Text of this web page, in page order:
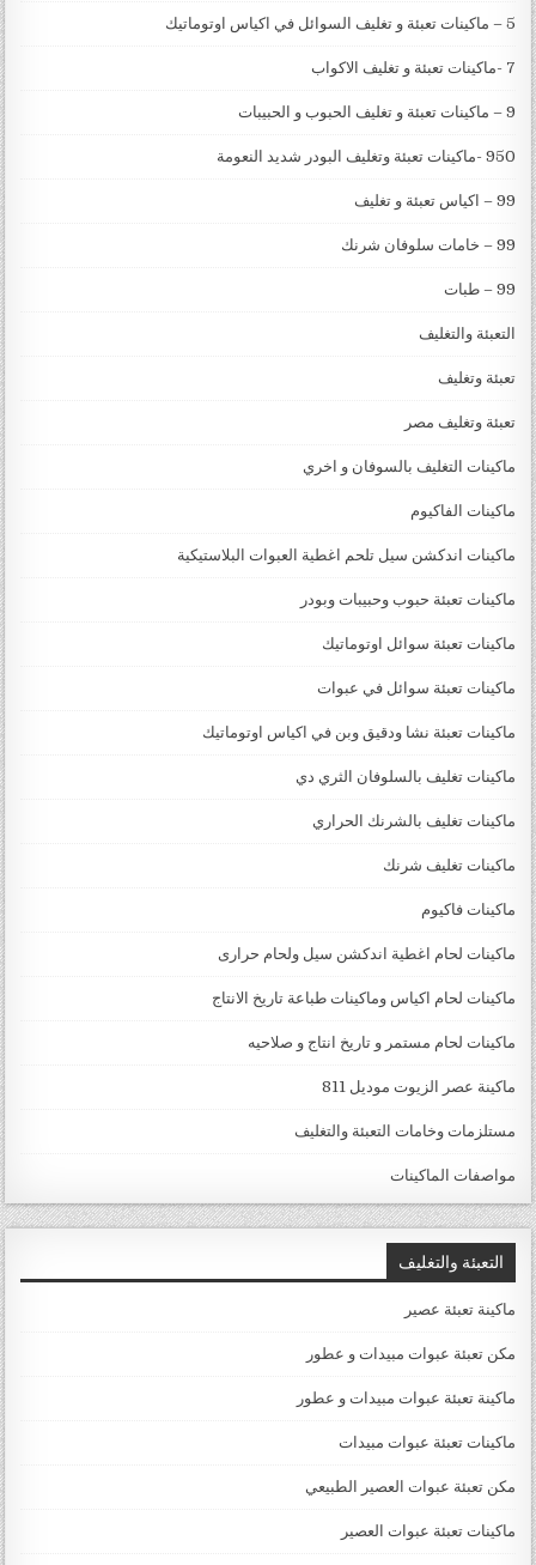
5 – ماكينات تعبئة و تغليف السوائل في اكياس اوتوماتيك
7 -ماكينات تعبئة و تغليف الاكواب
9 – ماكينات تعبئة و تغليف الحبوب و الحبيبات
950 -ماكينات تعبئة وتغليف البودر شديد النعومة
99 – اكياس تعبئة و تغليف
99 – خامات سلوفان شرنك
99 – طبات
التعبئة والتغليف
تعبئة وتغليف
تعبئة وتغليف مصر
ماكينات التغليف بالسوفان و اخري
ماكينات الفاكيوم
ماكينات اندكشن سيل تلحم اغطية العبوات البلاستيكية
ماكينات تعبئة حبوب وحبيبات وبودر
ماكينات تعبئة سوائل اوتوماتيك
ماكينات تعبئة سوائل في عبوات
ماكينات تعبئة نشا ودقيق وبن في اكياس اوتوماتيك
ماكينات تغليف بالسلوفان الثري دي
ماكينات تغليف بالشرنك الحراري
ماكينات تغليف شرنك
ماكينات فاكيوم
ماكينات لحام اغطية اندكشن سيل ولحام حرارى
ماكينات لحام اكياس وماكينات طباعة تاريخ الانتاج
ماكينات لحام مستمر و تاريخ انتاج و صلاحيه
ماكينة عصر الزيوت موديل 811
مستلزمات وخامات التعبئة والتغليف
مواصفات الماكينات
التعبئة والتغليف
ماكينة تعبئة عصير
مكن تعبئة عبوات مبيدات و عطور
ماكينة تعبئة عبوات مبيدات و عطور
ماكينات تعبئة عبوات مبيدات
مكن تعبئة عبوات العصير الطبيعي
ماكينات تعبئة عبوات العصير